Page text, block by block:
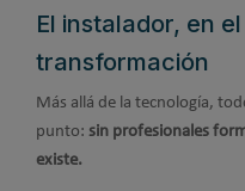
El instalador, en
transformación
Más allá de la tecnología,
punto: sin profesionales
existe.